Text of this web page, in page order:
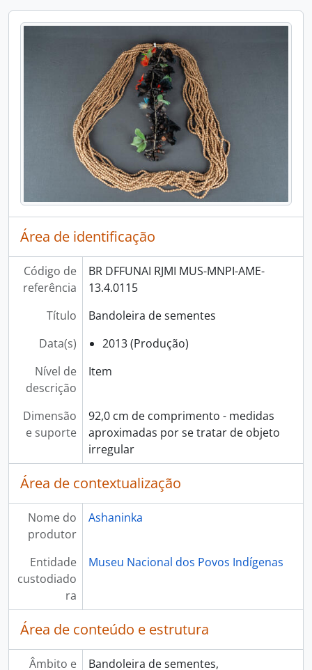
Área de identificação
Código de
referência
BR DFFUNAI RJMI MUS-MNPI-AME-
13.4.0115
Título
Bandoleira de sementes
Data(s)
2013 (Produção)
Nível de
descrição
Item
Dimensão
e suporte
92,0 cm de comprimento - medidas
aproximadas por se tratar de objeto
irregular
Área de contextualização
Nome do
produtor
Ashaninka
Entidade
custodiado
ra
Museu Nacional dos Povos Indígenas
Área de conteúdo e estrutura
Âmbito e
Bandoleira de sementes,